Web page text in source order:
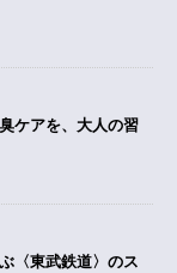
ケアを、大人の習
〈東武鉄道〉のス